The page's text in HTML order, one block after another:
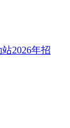
2026年招